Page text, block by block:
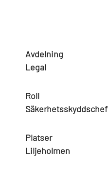
Avdelning
Legal
Roll
Säkerhetsskyddschef
Platser
Liljeholmen